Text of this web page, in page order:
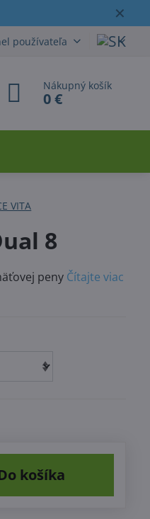
✕
používateľa
Nákupný košík
0 €
VITA
8
peny Čítajte viac
Do košíka